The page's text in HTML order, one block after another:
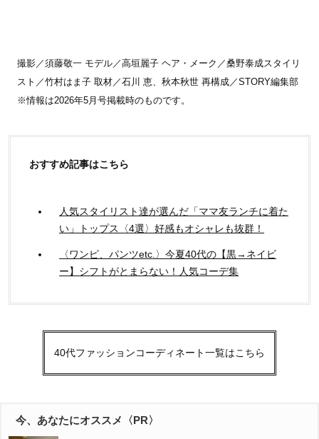
撮影／須藤敬一 モデル／高垣麗子 ヘア・メーク／桑野泰成スタイリ
スト／竹村はま子 取材／石川 恵、秋本秋世 再構成／STORY編集部
※情報は2026年5月号掲載時のものです。
おすすめ記事はこちら
人気スタイリスト達が選んだ「ママ友ランチに着た
い」トップス〈4選〉好感もオシャレも抜群！
〈ワンピ、パンツetc.〉今夏40代の【黒→ネイビ
ー】シフトがとまらない！人気コーデ集
40代ファッションコーディネート一覧はこちら
今、あなたにオススメ〈PR〉